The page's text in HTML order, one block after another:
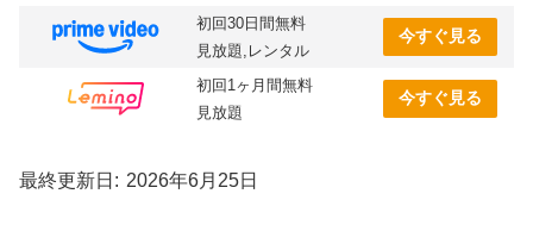
初回30日間無料
見放題,レンタル
今すぐ見る
初回1ヶ月間無料
見放題
今すぐ見る
最終更新日 2026年6月25日